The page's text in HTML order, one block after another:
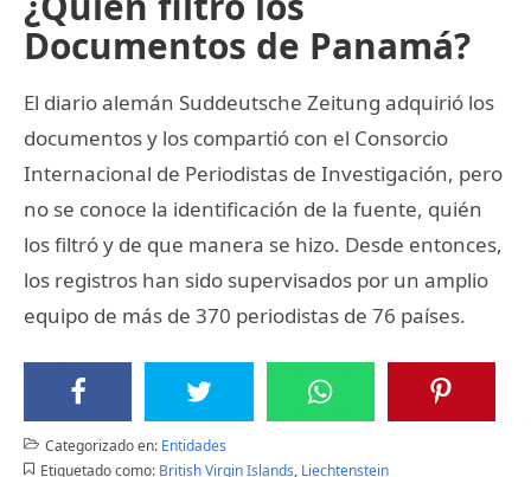
Documentos de Panamá?
El diario alemán Suddeutsche Zeitung adquirió los
documentos y los compartió con el Consorcio
Internacional de Periodistas de Investigación, pero
no se conoce la identificación de la fuente, quién
los filtró y de que manera se hizo. Desde entonces,
los registros han sido supervisados por un amplio
equipo de más de 370 periodistas de 76 países.
Categorizado en: Entidades
Etiquetado como: British Virgin Islands, Liechtenstein